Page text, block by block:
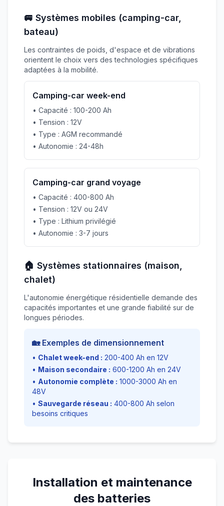
🚐 Systèmes mobiles (camping-car,
bateau)
Les contraintes de poids, d'espace et de vibrations
orientent le choix vers des technologies spécifiques
adaptées à la mobilité.
Camping-car week-end
• Capacité : 100-200 Ah
• Tension : 12V
• Type : AGM recommandé
• Autonomie : 24-48h
Camping-car grand voyage
• Capacité : 400-800 Ah
• Tension : 12V ou 24V
• Type : Lithium privilégié
• Autonomie : 3-7 jours
🏠 Systèmes stationnaires (maison,
chalet)
L'autonomie énergétique résidentielle demande des
capacités importantes et une grande fiabilité sur de
longues périodes.
🏡 Exemples de dimensionnement
• Chalet week-end : 200-400 Ah en 12V
• Maison secondaire : 600-1200 Ah en 24V
• Autonomie complète : 1000-3000 Ah en
48V
• Sauvegarde réseau : 400-800 Ah selon
besoins critiques
Installation et maintenance
des batteries